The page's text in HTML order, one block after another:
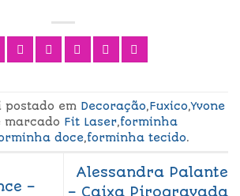
postado em Decoração,Fuxico,Yvone
marcado Fit Laser,forminha
doce,forminha tecido.
–
Alessandra Palante
– Caixa Pirogravada